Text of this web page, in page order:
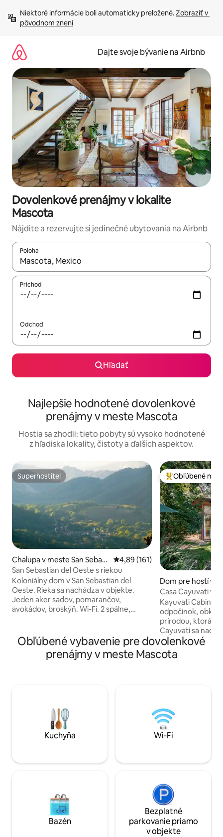
obsah.
Niektoré informácie boli automaticky preložené. Zobraziť v
pôvodnom znení
Dajte svoje bývanie na Airbnb
Dovolenkové prenájmy v lokalite
Mascota
Nájdite a rezervujte si jedinečné ubytovania na Airbnb
Poloha
Keď budú výsledky k dispozícii, môžete si ich prechádzať
Príchod
Odchod
Hľadať
Najlepšie hodnotené dovolenkové
prenájmy v meste Mascota
Hostia sa zhodli: tieto pobyty sú vysoko hodnotené
z hľadiska lokality, čistoty a ďalších aspektov.
Superhostiteľ
Superhostiteľ
Chalupa v meste San Sebast
ian del Oeste
Priemerné ohodnotenie 4,89 z
4,89 (161)
San Sebastian del Oeste s riekou
Koloniálny dom v San Sebastian del
Oeste. Rieka sa nachádza v objekte.
Jeden aker sadov, pomarančov,
avokádov, broskýň. Wi-Fi. 2 spálne,
dizajnéra a architekta. Skvelý personál a
upratovacia služba. San Sebastian del
Oeste sa nachádza v pohorí Sierra Madre
Pueblo Magico. Krásne prechádzky pri
rieke, v koloniálnom meste z roku 1600 a
odpočinok, prechádzky, písanie... a
Najobľúbenejšie
Obľúbené
Dom pre hostí v
Sebastián
Casa Cayuvati v
Kayuvati Cabins
odpočinok,
prírodou, ktorá
Cayuvati sa
stromami a je
ekologickom
vyrábané
romantický výlet,
meditáciu/jogu/
jednoducho čas
Obľúbené vybavenie pre dovolenkové
prenájmy v meste Mascota
Kuchyňa Wi-Fi
Bazén
Bezplatné
parkovanie priamo
v objekte